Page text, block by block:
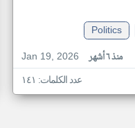
Politics
Jan 19, 2026
منذ ٦ أشهر
عدد الكلمات: ١٤١